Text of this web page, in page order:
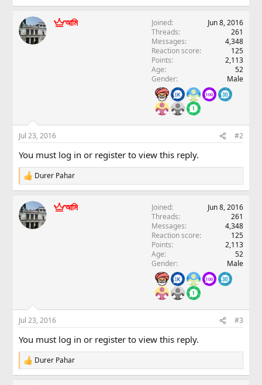
আমি Joined
Jun 8, 2016
Threads
261
Messages
4,348
Reaction score
125
Points
2,113
Age
52
Gender
Male
Jul 23, 2016 #2
You must log in or register to view this reply.
R
e
c
t
i
Durer Pahar
আমি Joined
Jun 8, 2016
Threads
261
Messages
4,348
Reaction score
125
Points
2,113
Age
52
Gender
Male
Jul 23, 2016 #3
You must log in or register to view this reply.
R
e
Durer Pahar